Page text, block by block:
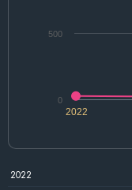
2022
0
500
2022